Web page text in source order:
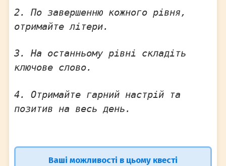
2. По завершенню кожного рівня,
отримайте літери.
3. На останньому рівні складіть
ключове слово.
4. Отримайте гарний настрій та
позитив на весь день.
Ваші можливості в цьому квесті